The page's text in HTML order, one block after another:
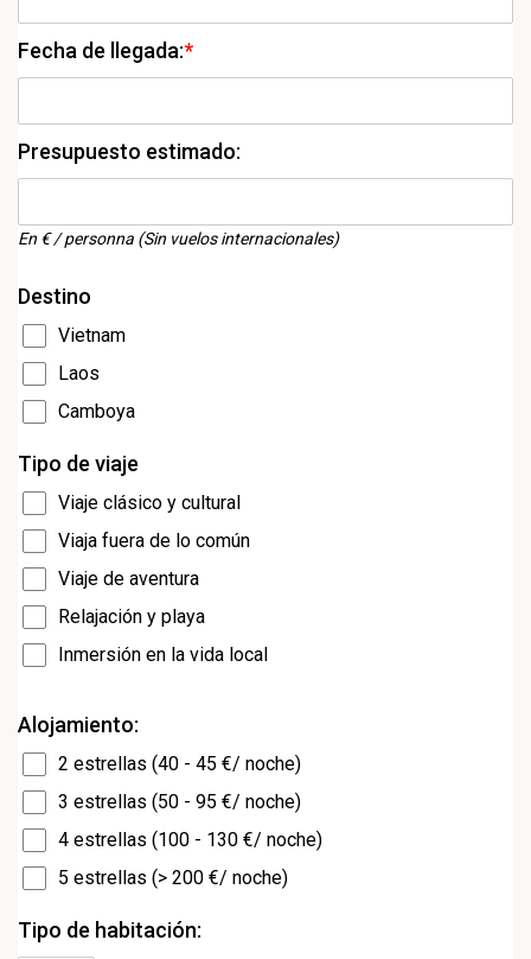
Fecha de llegada:*
Presupuesto estimado:
En € / personna (Sin vuelos internacionales)
Destino
Vietnam
Laos
Camboya
Tipo de viaje
Viaje clásico y cultural
Viaja fuera de lo común
Viaje de aventura
Relajación y playa
Inmersión en la vida local
Alojamiento:
2 estrellas (40 - 45 €/ noche)
3 estrellas (50 - 95 €/ noche)
4 estrellas (100 - 130 €/ noche)
5 estrellas (> 200 €/ noche)
Tipo de habitación: